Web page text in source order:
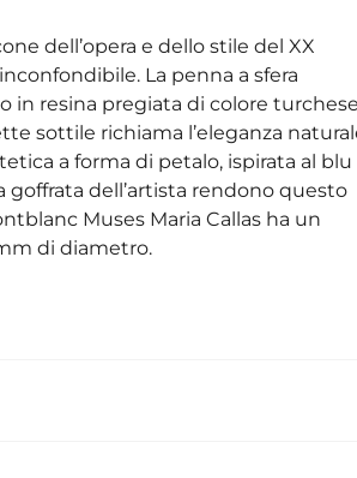
dell’opera e dello stile del XX
La penna a sfera
in resina pregiata di colore
sottile richiama l’eleganza
a forma di petalo, ispirata al blu
dell’artista rendono questo
Muses Maria Callas ha un
di diametro.